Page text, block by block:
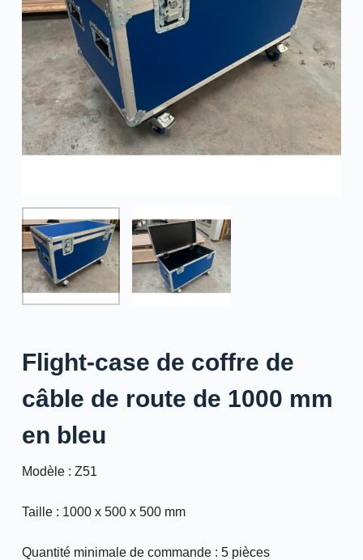
u
Flight-case de coffre de
câble de route de 1000 mm
en bleu
Modèle : Z51
Taille : 1000 x 500 x 500 mm
Quantité minimale de commande : 5 pièces